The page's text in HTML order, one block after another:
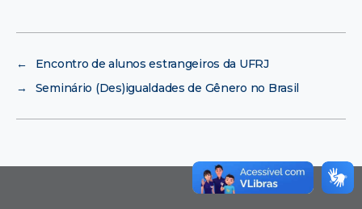
←
Encontro de alunos estrangeiros da UFRJ
→
Seminário (Des)igualdades de Gênero no Brasil